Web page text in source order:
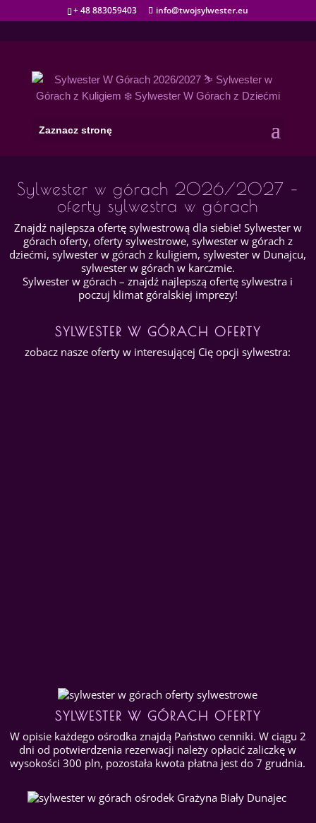
+ 48 883059403 info@twojsylwester.eu
Zaznacz stronę
Sylwester w górach 2026/2027 –
oferty sylwestra w górach
Znajdź najlepsza ofertę sylwestrową dla siebie! Sylwester w
górach oferty, oferty sylwestrowe, sylwester w górach z
dziećmi, sylwester w górach z kuligiem, sylwester w Dunajcu,
sylwester w górach w karczmie.
Sylwester w górach – znajdź najlepszą ofertę sylwestra i
poczuj klimat góralskiej imprezy!
SYLWESTER W GÓRACH OFERTY
zobacz nasze oferty w interesującej Cię opcji sylwestra:
SYLWESTER W GÓRACH OFERTY
W opisie każdego ośrodka znajdą Państwo cenniki. W ciągu 2
dni od potwierdzenia rezerwacji należy opłacić zaliczkę w
wysokości 300 pln, pozostała kwota płatna jest do 7 grudnia.